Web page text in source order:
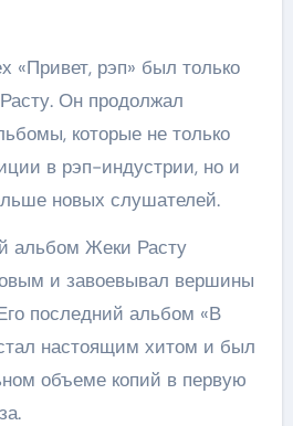
«Привет, рэп» был только
Он продолжал
которые не только
в рэп-индустрии, но и
новых слушателей.
альбом Жеки Расту
и завоевывал вершины
последний альбом «В
настоящим хитом и был
объеме копий в первую